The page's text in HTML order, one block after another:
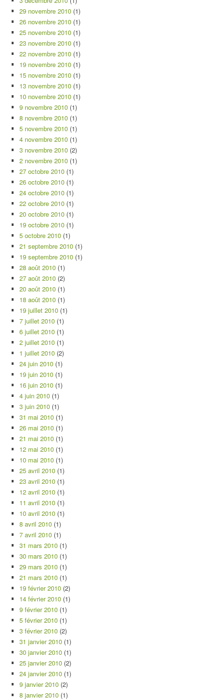
29 novembre 2010 (1)
26 novembre 2010 (1)
25 novembre 2010 (1)
23 novembre 2010 (1)
22 novembre 2010 (1)
19 novembre 2010 (1)
15 novembre 2010 (1)
13 novembre 2010 (1)
10 novembre 2010 (1)
9 novembre 2010 (1)
8 novembre 2010 (1)
5 novembre 2010 (1)
4 novembre 2010 (1)
3 novembre 2010 (2)
2 novembre 2010 (1)
27 octobre 2010 (1)
26 octobre 2010 (1)
24 octobre 2010 (1)
22 octobre 2010 (1)
20 octobre 2010 (1)
19 octobre 2010 (1)
5 octobre 2010 (1)
21 septembre 2010 (1)
19 septembre 2010 (1)
28 août 2010 (1)
27 août 2010 (2)
20 août 2010 (1)
18 août 2010 (1)
19 juillet 2010 (1)
7 juillet 2010 (1)
6 juillet 2010 (1)
2 juillet 2010 (1)
1 juillet 2010 (2)
24 juin 2010 (1)
19 juin 2010 (1)
16 juin 2010 (1)
4 juin 2010 (1)
3 juin 2010 (1)
31 mai 2010 (1)
26 mai 2010 (1)
21 mai 2010 (1)
12 mai 2010 (1)
10 mai 2010 (1)
25 avril 2010 (1)
23 avril 2010 (1)
12 avril 2010 (1)
11 avril 2010 (1)
10 avril 2010 (1)
8 avril 2010 (1)
7 avril 2010 (1)
31 mars 2010 (1)
30 mars 2010 (1)
29 mars 2010 (1)
21 mars 2010 (1)
19 février 2010 (2)
14 février 2010 (1)
9 février 2010 (1)
5 février 2010 (1)
3 février 2010 (2)
31 janvier 2010 (1)
30 janvier 2010 (1)
25 janvier 2010 (2)
24 janvier 2010 (1)
9 janvier 2010 (2)
8 janvier 2010 (1)